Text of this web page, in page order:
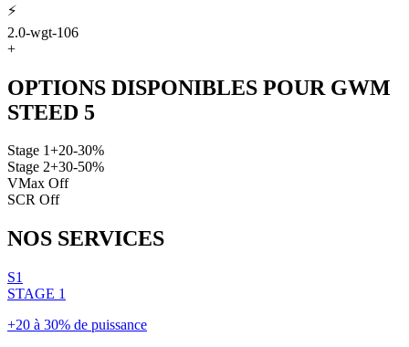
⚡
2.0-wgt-106
+
OPTIONS DISPONIBLES POUR GWM
STEED 5
Stage 1+20-30%
Stage 2+30-50%
VMax Off
SCR Off
NOS SERVICES
S1
STAGE 1
+20 à 30% de puissance